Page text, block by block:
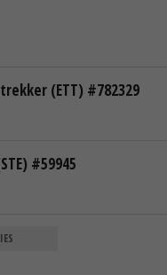
(ETT) #782329
#59945